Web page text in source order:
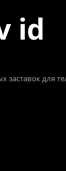
id
заставок для